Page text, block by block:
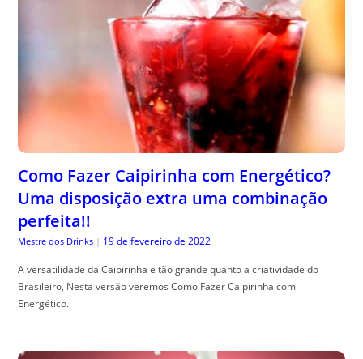
Como Fazer Caipirinha com Energético?
Uma disposição extra uma combinação
perfeita!!
Mestre dos Drinks | 19 de fevereiro de 2022
A versatilidade da Caipirinha e tão grande quanto a criatividade do
Brasileiro, Nesta versão veremos Como Fazer Caipirinha com
Energético.